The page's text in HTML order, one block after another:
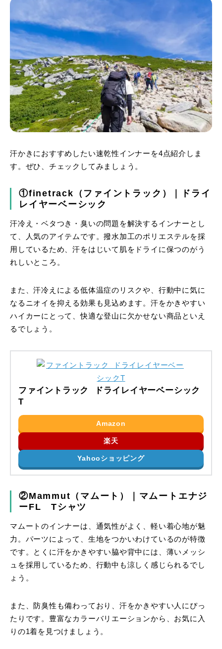
汗かきにおすすめしたい速乾性インナーを4点紹介しま
す。ぜひ、チェックしてみましょう。
①finetrack（ファイントラック）｜ドライ
レイヤーベーシック
汗冷え・ベタつき・臭いの問題を解決するインナーとし
て、人気のアイテムです。撥水加工のポリエステルを採
用しているため、汗をはじいて肌をドライに保つのがう
れしいところ。
また、汗冷えによる低体温症のリスクや、行動中に気に
なるニオイを抑える効果も見込めます。汗をかきやすい
ハイカーにとって、快適な登山に欠かせない商品といえ
るでしょう。
ファイントラック ドライレイヤーベーシック
T
Amazon
楽天
Yahooショッピング
②Mammut（マムート）｜マムートエナジ
ーFL Tシャツ
マムートのインナーは、通気性がよく、軽い着心地が魅
力。パーツによって、生地をつかいわけているのが特徴
です。とくに汗をかきやすい脇や背中には、薄いメッシ
ュを採用しているため、行動中も涼しく感じられるでし
ょう。
また、防臭性も備わっており、汗をかきやすい人にぴっ
たりです。豊富なカラーバリエーションから、お気に入
りの1着を見つけましょう。